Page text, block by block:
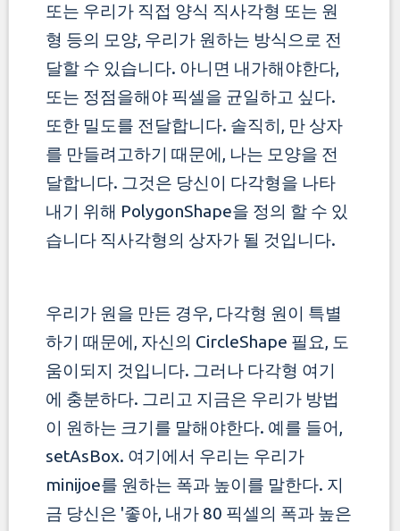
또는 우리가 직접 양식 직사각형 또는 원
형 등의 모양, 우리가 원하는 방식으로 전
달할 수 있습니다. 아니면 내가해야한다,
또는 정점을해야 픽셀을 균일하고 싶다.
또한 밀도를 전달합니다. 솔직히, 만 상자
를 만들려고하기 때문에, 나는 모양을 전
달합니다. 그것은 당신이 다각형을 나타
내기 위해 PolygonShape을 정의 할 수 있
습니다 직사각형의 상자가 될 것입니다.
우리가 원을 만든 경우, 다각형 원이 특별
하기 때문에, 자신의 CircleShape 필요, 도
움이되지 것입니다. 그러나 다각형 여기
에 충분하다. 그리고 지금은 우리가 방법
이 원하는 크기를 말해야한다. 예를 들어,
setAsBox. 여기에서 우리는 우리가
minijoe를 원하는 폭과 높이를 말한다. 지
금 당신은 '좋아, 내가 80 픽셀의 폭과 높은